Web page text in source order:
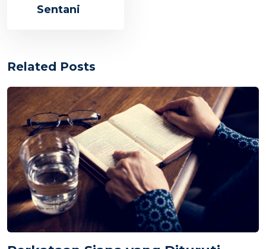
Sentani
Related Posts